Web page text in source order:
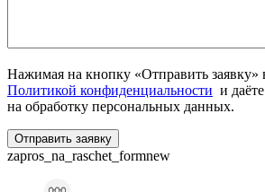
Нажимая на кнопку «Отправить заявку»
Политикой конфиденциальности и
на обработку персональных данных.
zapros_na_raschet_formnew